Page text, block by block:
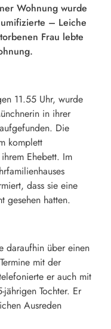
Wohnung wurde
– Leiche
Frau lebte
11.55 Uhr, wurde
in ihrer
Die
komplett
Ehebett. Im
dass sie eine
gesehen hatten.
daraufhin über einen
mit der
er auch mit
Tochter. Er
Ausreden